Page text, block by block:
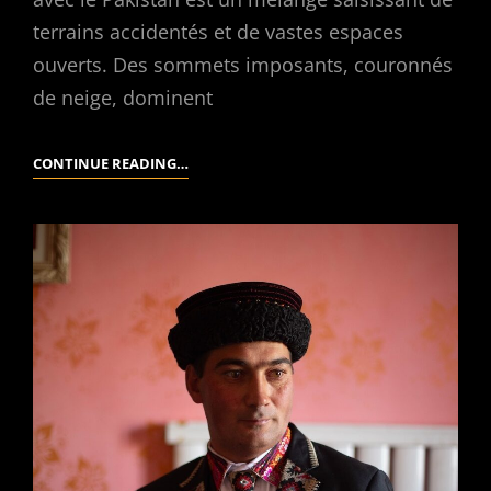
terrains accidentés et de vastes espaces
ouverts. Des sommets imposants, couronnés
de neige, dominent
CONTINUE READING…PAYSAGES
XINJIANG